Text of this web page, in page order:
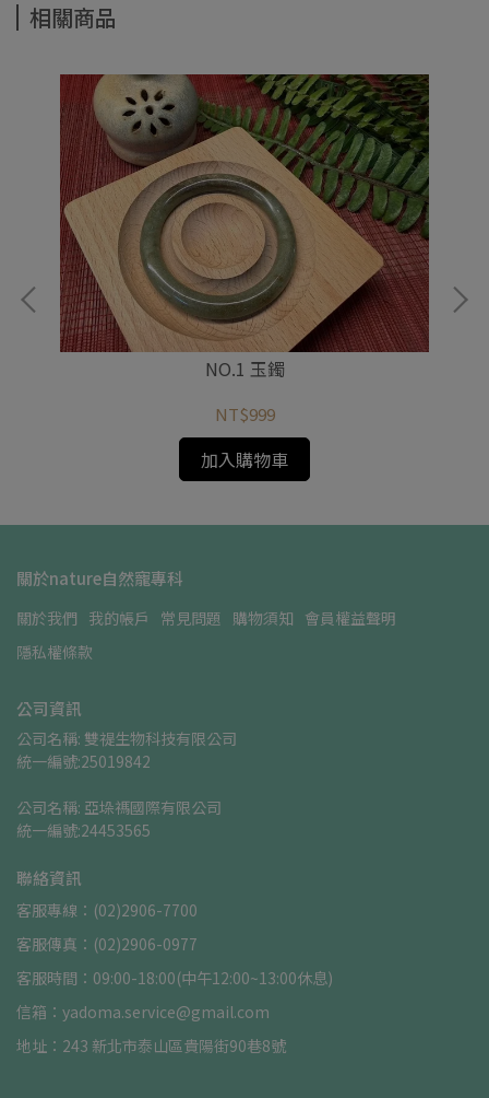
相關商品
NO.1 玉鐲
NT$999
加入購物車
關於nature自然寵專科
關於我們 我的帳戶 常見問題 購物須知 會員權益聲明
隱私權條款
公司資訊
公司名稱: 雙禔生物科技有限公司
統一編號:25019842
公司名稱: 亞垛禡國際有限公司
統一編號:24453565
聯絡資訊
客服專線：(02)2906-7700
客服傳真：(02)2906-0977
客服時間：09:00-18:00(中午12:00~13:00休息)
信箱：yadoma.service@gmail.com
地址：243 新北市泰山區貴陽街90巷8號